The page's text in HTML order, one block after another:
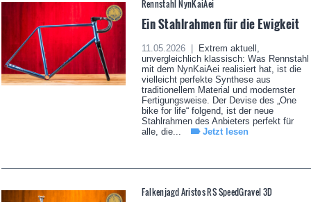
Rennstahl NynKaiAei
Ein Stahlrahmen für die Ewigkeit
11.05.2026 |
Extrem aktuell,
unvergleichlich klassisch: Was Rennstahl
mit dem NynKaiAei realisiert hat, ist die
vielleicht perfekte Synthese aus
traditionellem Material und modernster
Fertigungsweise. Der Devise des „One
bike for life“ folgend, ist der neue
Stahlrahmen des Anbieters perfekt für
alle, die...
Jetzt lesen
Falkenjagd Aristos RS SpeedGravel 3D